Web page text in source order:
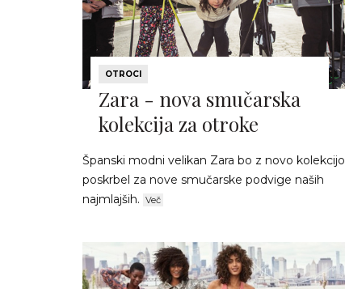
OTROCI
Zara - nova smučarska
kolekcija za otroke
Španski modni velikan Zara bo z novo kolekcijo
poskrbel za nove smučarske podvige naših
najmlajših. Več